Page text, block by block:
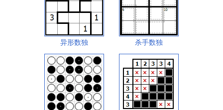
异形数独 杀手数独